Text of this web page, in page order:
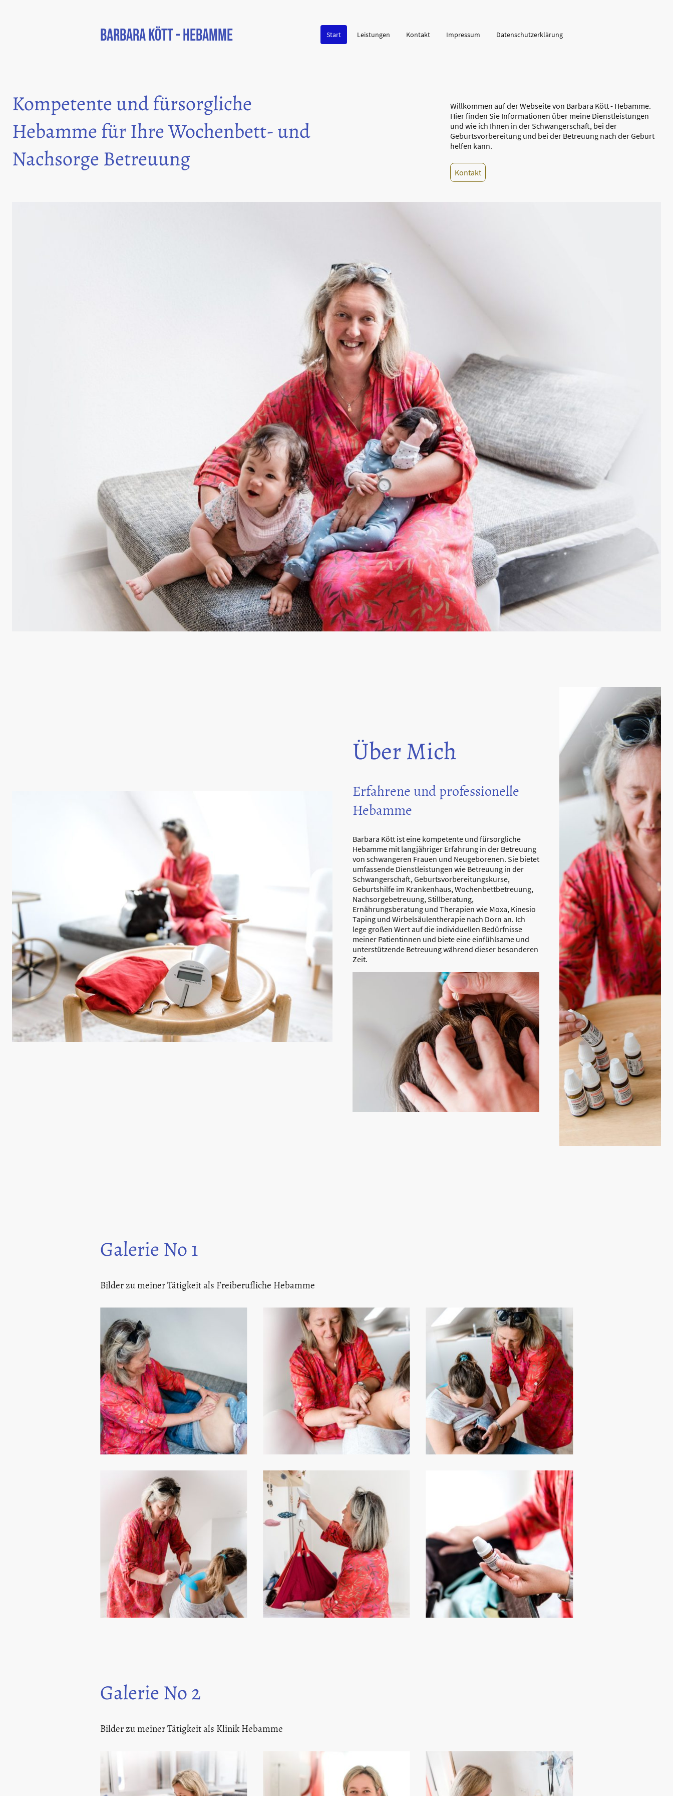
Barbara Kött - Hebamme Start Leistungen Kontakt Impressum Datenschutzerklärung
Kompetente und fürsorgliche
Hebamme für Ihre Wochenbett- und
Nachsorge Betreuung
Willkommen auf der Webseite von Barbara Kött - Hebamme.
Hier finden Sie Informationen über meine Dienstleistungen
und wie ich Ihnen in der Schwangerschaft, bei der
Geburtsvorbereitung und bei der Betreuung nach der Geburt
helfen kann.
Kontakt
Über Mich
Erfahrene und professionelle
Hebamme
Barbara Kött ist eine kompetente und fürsorgliche
Hebamme mit langjähriger Erfahrung in der Betreuung
von schwangeren Frauen und Neugeborenen. Sie bietet
umfassende Dienstleistungen wie Betreuung in der
Schwangerschaft, Geburtsvorbereitungskurse,
Geburtshilfe im Krankenhaus, Wochenbettbetreuung,
Nachsorgebetreuung, Stillberatung,
Ernährungsberatung und Therapien wie Moxa, Kinesio
Taping und Wirbelsäulentherapie nach Dorn an. Ich
lege großen Wert auf die individuellen Bedürfnisse
meiner Patientinnen und biete eine einfühlsame und
unterstützende Betreuung während dieser besonderen
Zeit.
Galerie No 1
Bilder zu meiner Tätigkeit als Freiberufliche Hebamme
Galerie No 2
Bilder zu meiner Tätigkeit als Klinik Hebamme